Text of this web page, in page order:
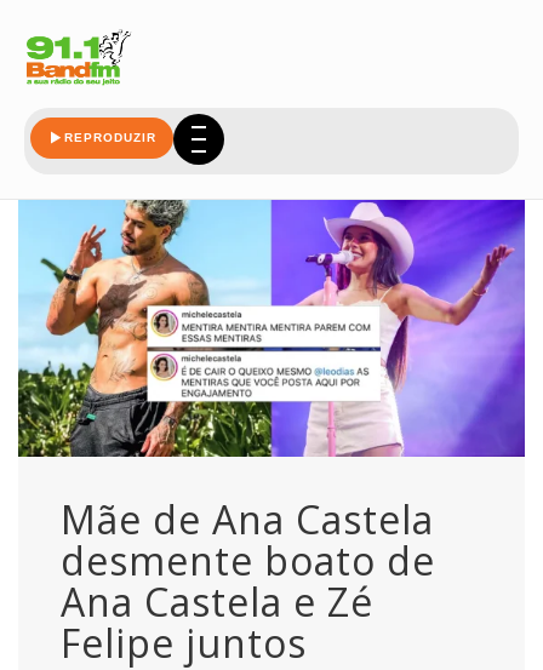
REPRODUZIR
Mãe de Ana Castela
desmente boato de
Ana Castela e Zé
Felipe juntos